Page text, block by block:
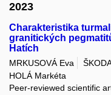
2023
Charakteristika
granitických
Hatích
MRKUSOVÁ Eva
HOLÁ Markéta
Peer-reviewed scientific